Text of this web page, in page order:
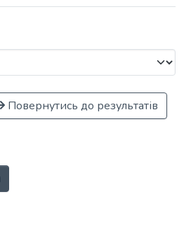
Повернутись до результатів